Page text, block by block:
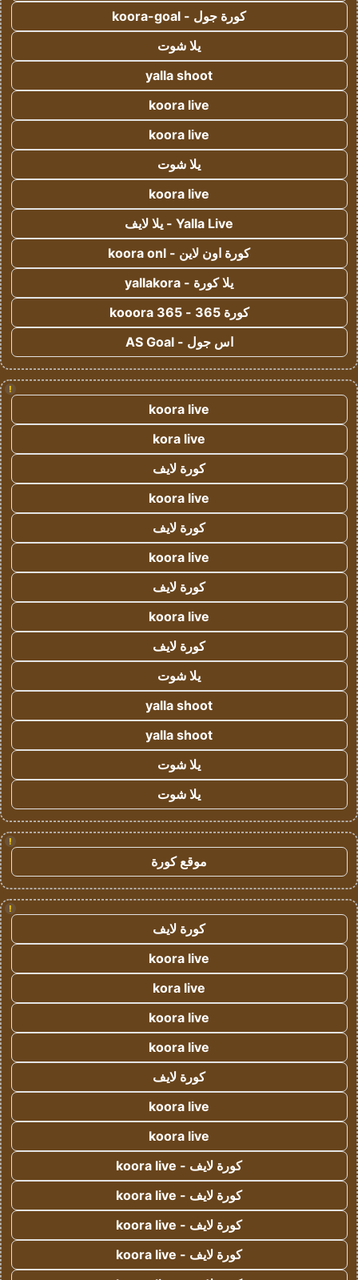
كورة جول - koora-goal
يلا شوت
yalla shoot
koora live
koora live
يلا شوت
koora live
Yalla Live - يلا لايف
كورة اون لاين - koora onl
يلا كورة - yallakora
كورة 365 - kooora 365
اس جول - AS Goal
!
koora live
kora live
كورة لايف
koora live
كورة لايف
koora live
كورة لايف
koora live
كورة لايف
يلا شوت
yalla shoot
yalla shoot
يلا شوت
يلا شوت
!
موقع كورة
!
كورة لايف
koora live
kora live
koora live
koora live
كورة لايف
koora live
koora live
كورة لايف - koora live
كورة لايف - koora live
كورة لايف - koora live
كورة لايف - koora live